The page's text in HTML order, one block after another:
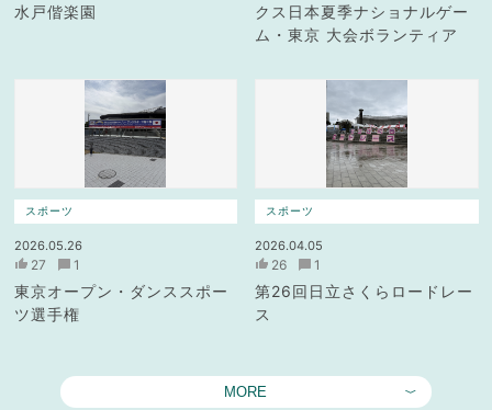
水戸偕楽園
クス日本夏季ナショナルゲー
ム・東京 大会ボランティア
スポーツ
2026.05.26
27 1
東京オープン・ダンススポー
ツ選手権
スポーツ
2026.04.05
26 1
第26回日立さくらロードレー
ス
MORE